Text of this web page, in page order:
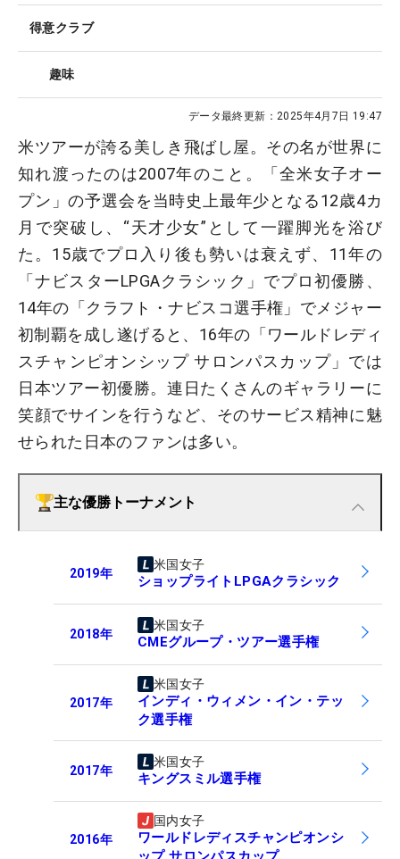
得意クラブ
趣味
データ最終更新： 2025年4月7日 19:47
米ツアーが誇る美しき飛ばし屋。その名が世界に
知れ渡ったのは2007年のこと。「全米女子オー
プン」の予選会を当時史上最年少となる12歳4カ
月で突破し、“天才少女”として一躍脚光を浴び
た。15歳でプロ入り後も勢いは衰えず、11年の
「ナビスターLPGAクラシック」でプロ初優勝、
14年の「クラフト・ナビスコ選手権」でメジャー
初制覇を成し遂げると、16年の「ワールドレディ
スチャンピオンシップ サロンパスカップ」では
日本ツアー初優勝。連日たくさんのギャラリーに
笑顔でサインを行うなど、そのサービス精神に魅
せられた日本のファンは多い。
主な優勝トーナメント
2019年
米国女子
ショップライトLPGAクラシック
2018年
米国女子
CMEグループ・ツアー選手権
2017年
米国女子
インディ・ウィメン・イン・テッ
ク選手権
2017年
米国女子
キングスミル選手権
2016年
国内女子
ワールドレディスチャンピオンシ